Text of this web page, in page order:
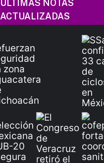
ÚLTIMAS NOTAS
ACTUALIZADAS